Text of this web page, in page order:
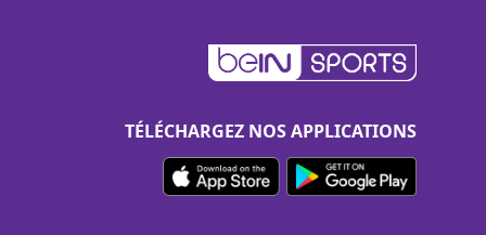
TÉLÉCHARGEZ NOS APPLICATIONS